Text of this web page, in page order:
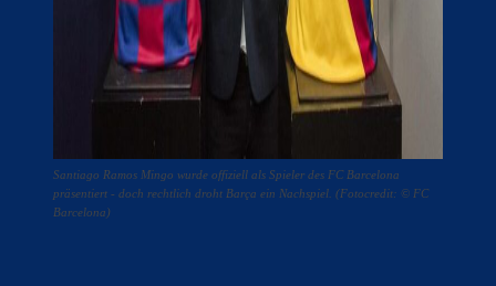
Santiago Ramos Mingo wurde offiziell als Spieler des FC Barcelona
präsentiert - doch rechtlich droht Barça ein Nachspiel. (Fotocredit: © FC
Barcelona)